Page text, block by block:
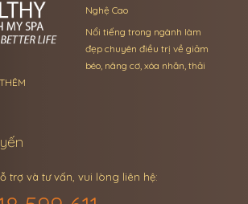
Nghệ Cao
Nổi tiếng trong ngành làm
đẹp chuyên điều trị về giảm
béo, nâng cơ, xóa nhăn, thải
trợ và tư vấn, vui lòng liên hệ: